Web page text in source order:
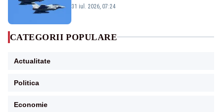
Eurofighter britanice au fost ridicate de la
31 iul. 2026, 07:24
CATEGORII POPULARE
Actualitate
Politica
Economie